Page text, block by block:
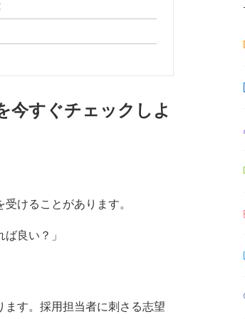
今すぐチェックしよ
けることがあります。
良い？」
す。採用担当者に刺さる志望